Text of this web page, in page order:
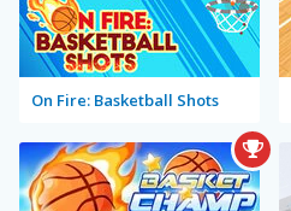
On Fire: Basketball Shots